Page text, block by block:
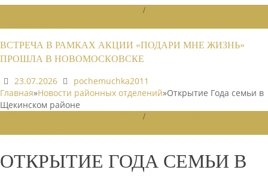
/
ВСТРЕЧА В РАМКАХ АКЦИИ «ПОДАРИ МНЕ ЖИЗНЬ»
ПРОШЛА В НОВОМОСКОВСКЕ
23.07.2026
pochemuchka2011
Главная»Новости районных отделений»Открытие Года семьи в
Щекинском районе
/
ОТКРЫТИЕ ГОДА СЕМЬИ В